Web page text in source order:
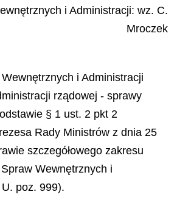
i Administracji: wz. C.
Mroczek
i Administracji
rządowej - sprawy
§ 1 ust. 2 pkt 2
Rady Ministrów z dnia 25
szczegółowego zakresu
Wewnętrznych i
poz. 999).